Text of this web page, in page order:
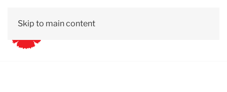
Skip to main content